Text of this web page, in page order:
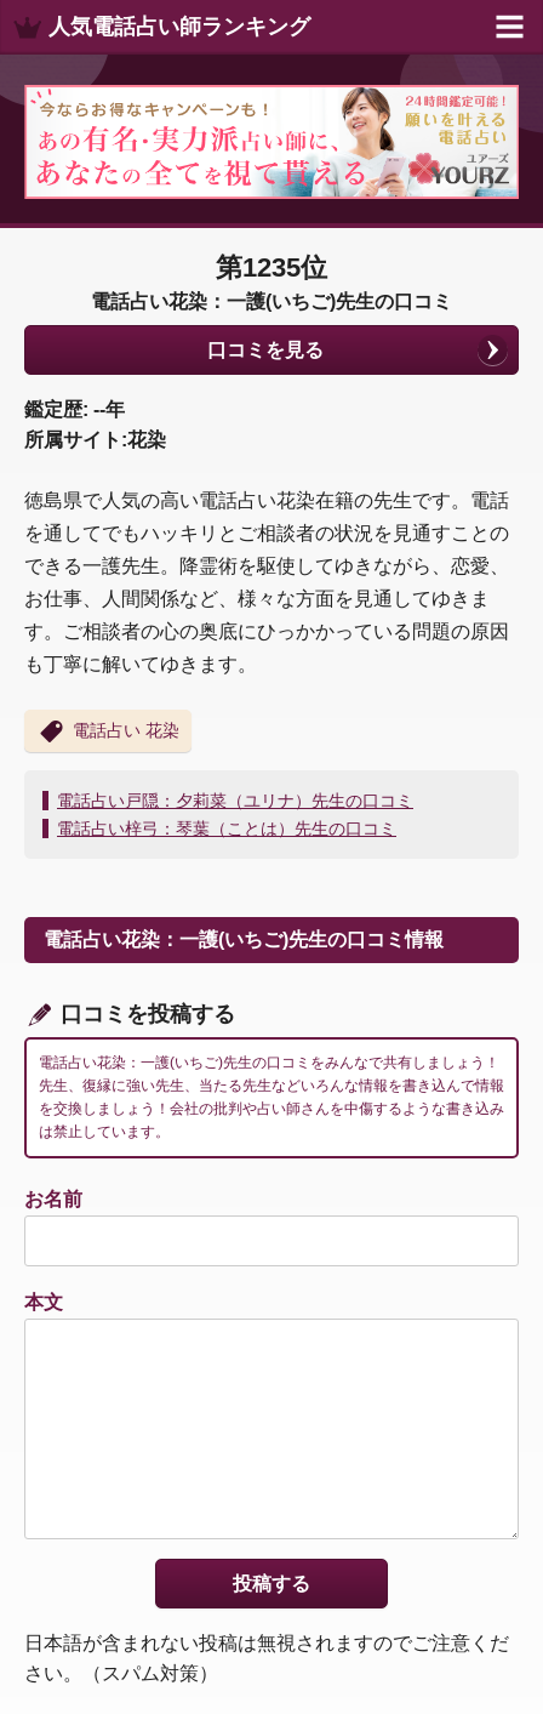
人気電話占い師ランキング
第1235位
電話占い花染：一護(いちご)先生の口コミ
口コミを見る
鑑定歴: --年
所属サイト:花染
徳島県で人気の高い電話占い花染在籍の先生です。電話
を通してでもハッキリとご相談者の状況を見通すことの
できる一護先生。降霊術を駆使してゆきながら、恋愛、
お仕事、人間関係など、様々な方面を見通してゆきま
す。ご相談者の心の奥底にひっかかっている問題の原因
も丁寧に解いてゆきます。
電話占い 花染
投
稿
ー
シ
ン
電話占い戸隠：夕莉菜（ユリナ）先生の口コミ
電話占い梓弓：琴葉（ことは）先生の口コミ
電話占い花染：一護(いちご)先生の口コミ情報
口コミを投稿する
電話占い花染：一護(いちご)先生の口コミをみんなで共有しましょう！
先生、復縁に強い先生、当たる先生などいろんな情報を書き込んで情報
を交換しましょう！会社の批判や占い師さんを中傷するような書き込み
は禁止しています。
お名前
本文
日本語が含まれない投稿は無視されますのでご注意くだ
さい。（スパム対策）